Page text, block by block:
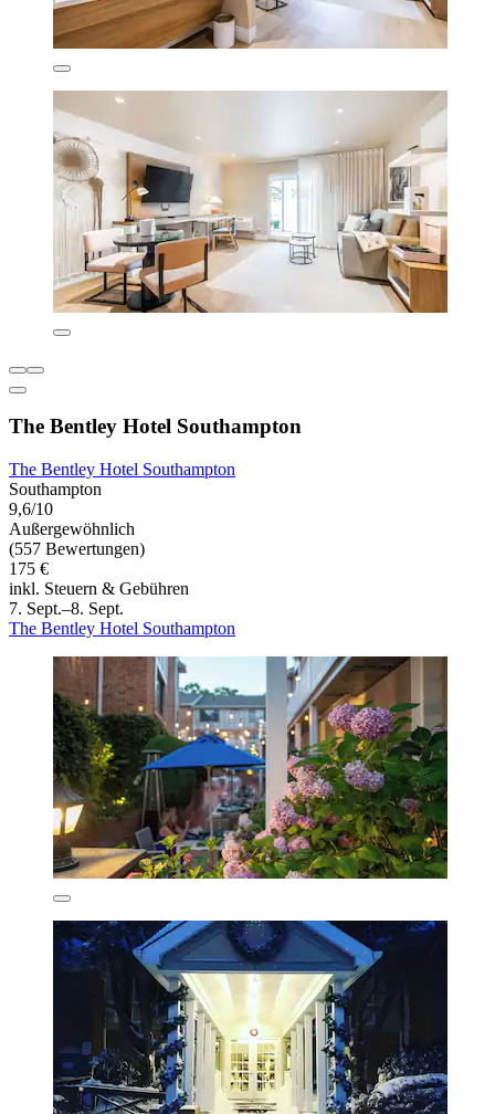
The Bentley Hotel Southampton
The Bentley Hotel Southampton
Southampton
9,6/10
Außergewöhnlich
(557 Bewertungen)
175 €
inkl. Steuern & Gebühren
7. Sept.–8. Sept.
The Bentley Hotel Southampton